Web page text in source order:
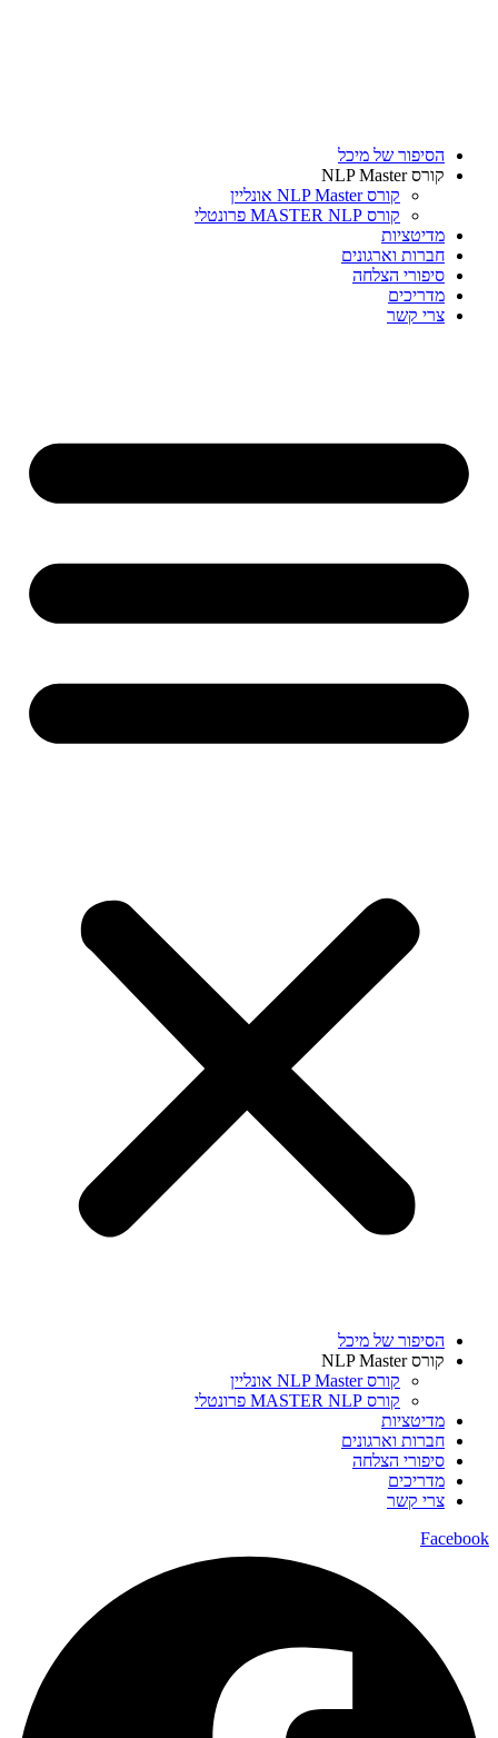
הסיפור של מיכל
קורס NLP Master
קורס NLP Master אונליין
קורס MASTER NLP פרונטלי
מדיטציות
חברות וארגונים
סיפורי הצלחה
מדריכים
צרי קשר
הסיפור של מיכל
קורס NLP Master
קורס NLP Master אונליין
קורס MASTER NLP פרונטלי
מדיטציות
חברות וארגונים
סיפורי הצלחה
מדריכים
צרי קשר
Facebook